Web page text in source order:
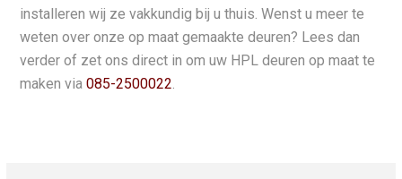
installeren wij ze vakkundig bij u thuis. Wenst u meer te
weten over onze op maat gemaakte deuren? Lees dan
verder of zet ons direct in om uw HPL deuren op maat te
maken via085-2500022.